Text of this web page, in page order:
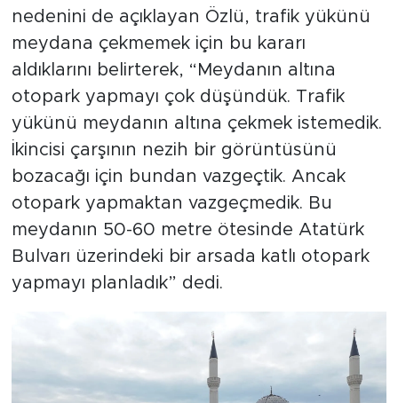
nedenini de açıklayan Özlü, trafik yükünü
meydana çekmemek için bu kararı
aldıklarını belirterek, “Meydanın altına
otopark yapmayı çok düşündük. Trafik
yükünü meydanın altına çekmek istemedik.
İkincisi çarşının nezih bir görüntüsünü
bozacağı için bundan vazgeçtik. Ancak
otopark yapmaktan vazgeçmedik. Bu
meydanın 50-60 metre ötesinde Atatürk
Bulvarı üzerindeki bir arsada katlı otopark
yapmayı planladık” dedi.